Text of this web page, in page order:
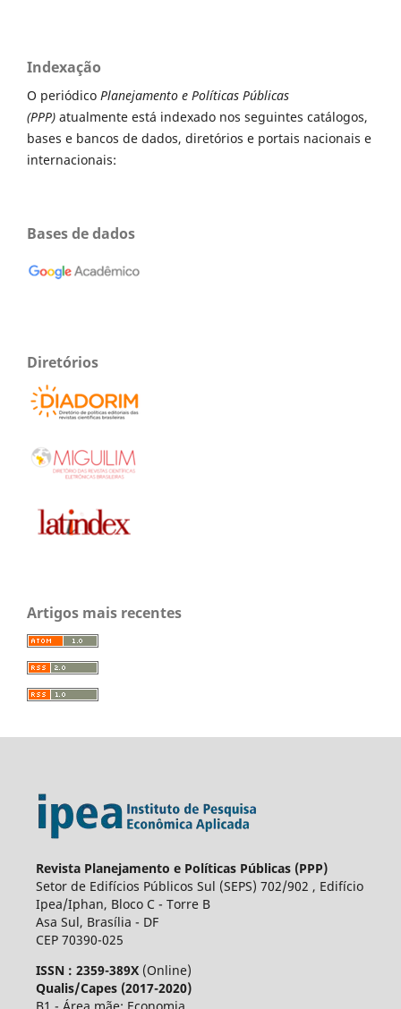
Indexação
O periódico Planejamento e Políticas Públicas
(PPP) atualmente está indexado nos seguintes catálogos,
bases e bancos de dados, diretórios e portais nacionais e
internacionais:
Bases de dados
Diretórios
Artigos mais recentes
Revista Planejamento e Políticas Públicas (PPP)
Setor de Edifícios Públicos Sul (SEPS) 702/902 , Edifício
Ipea/Iphan, Bloco C - Torre B
Asa Sul, Brasília - DF
CEP 70390-025
ISSN : 2359-389X (Online)
Qualis/Capes (2017-2020)